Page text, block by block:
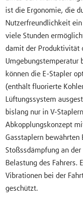
ist die Ergonomie, die
Nutzerfreundlichkeit
viele Stunden
damit der Produktivität
Umgebungstemperatur
können die E-Stapler
(enthält fluorierte
Lüftungssystem
bislang nur in V-
Abkopplungskonzept
Gasstaplern bewährten
Stoßssdämpfung an
Belastung des Fahrers.
Vibrationen bei der
geschützt.